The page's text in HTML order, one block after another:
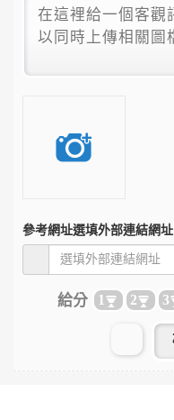
參考網址選填外部連結網址
給分 1 2 3